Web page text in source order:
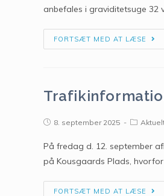
anbefales i graviditetsuge 32
FORTSÆT MED AT LÆSE
8. september 2025
På fredag d. 12. september
på Kousgaards Plads,
FORTSÆT MED AT LÆSE